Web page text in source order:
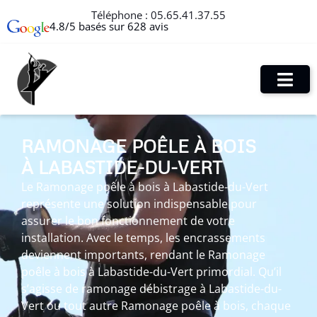
Téléphone : 05.65.41.37.55
4.8/5 basés sur 628 avis
RAMONAGE POÊLE À BOIS
À LABASTIDE-DU-VERT
Le Ramonage poêle à bois à Labastide-du-Vert
représente une solution indispensable pour
assurer le bon fonctionnement de votre
installation. Avec le temps, les encrassements
deviennent importants, rendant le Ramonage
poêle à bois à Labastide-du-Vert primordial. Qu’il
s’agisse de ramonage débistrage à Labastide-du-
Vert ou tout autre Ramonage poêle à bois, chaque